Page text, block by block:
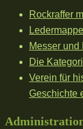
Rockraffer
Messer und
Die
Verein für
Geschichte